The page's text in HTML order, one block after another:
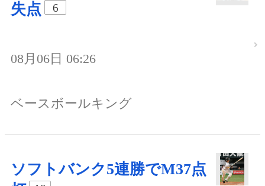
失点
6
08月06日 06:26
ベースボールキング
ソフトバンク5連勝でM37点